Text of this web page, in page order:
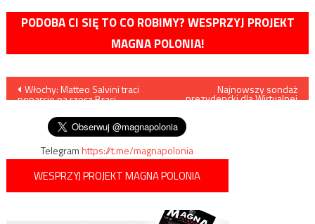
PODOBA CI SIĘ TO CO ROBIMY? WESPRZYJ PROJEKT
MAGNA POLONIA!
Nawigacja
wpisu
Włochy: Matteo Salvini traci
poparcie na rzecz Braci
Najnowszy sondaż
prezydencki dla Wirtualnej
Telegramhttps://t.me/magnapolonia
WESPRZYJ PROJEKT MAGNA POLONIA